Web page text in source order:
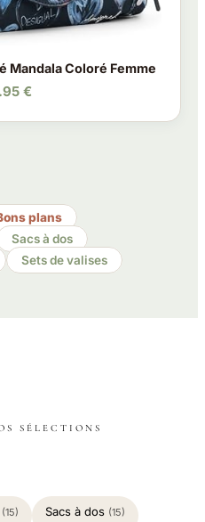
Mandala Coloré Femme
€
plans
Sacs à dos
Sets de valises
SÉLECTIONS
(15) Sacs à dos (15)